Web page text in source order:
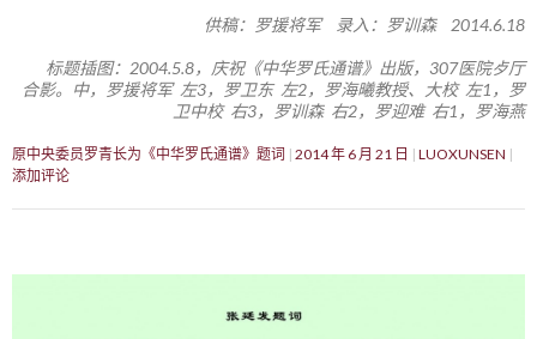
供稿：罗援将军 录入：罗训森 2014.6.18
标题插图：2004.5.8，庆祝《中华罗氏通谱》出版，307医院歺厅
合影。中，罗援将军 左3，罗卫东 左2，罗海曦教授、大校 左1，罗
卫中校 右3，罗训森 右2，罗迎难 右1，罗海燕
原中央委员罗青长为《中华罗氏通谱》题词 2014 年 6 月 21 日
LUOXUNSEN
添加评论